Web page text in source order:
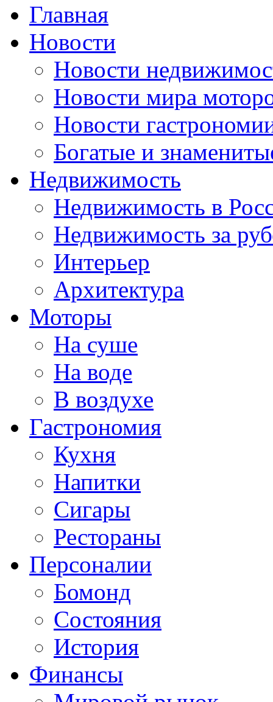
Главная
Новости
Новости
Новости мира
Новости
Богатые и
Недвижимость
Недвижимость в
Недвижимость за
Интерьер
Архитектура
Моторы
На суше
На воде
В воздухе
Гастрономия
Кухня
Напитки
Сигары
Рестораны
Персоналии
Бомонд
Состояния
История
Финансы